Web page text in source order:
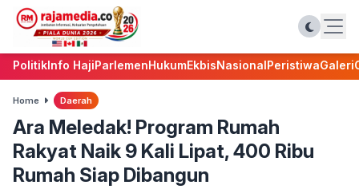
PolitikInfo HajiParlemenHukumEkbisNasionalPeristiwaGaleri
Home Daerah
Ara Meledak! Program Rumah
Rakyat Naik 9 Kali Lipat, 400 Ribu
Rumah Siap Dibangun